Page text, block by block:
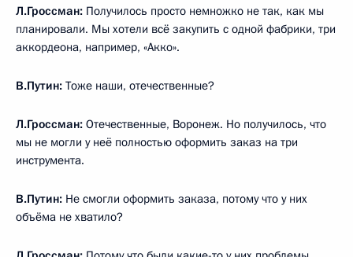
Л.Гроссман: Получилось просто немножко не так, как мы
планировали. Мы хотели всё закупить с одной фабрики, три
аккордеона, например, «Акко».
В.Путин: Тоже наши, отечественные?
Л.Гроссман: Отечественные, Воронеж. Но получилось, что
мы не могли у неё полностью оформить заказ на три
инструмента.
В.Путин: Не смогли оформить заказа, потому что у них
объёма не хватило?